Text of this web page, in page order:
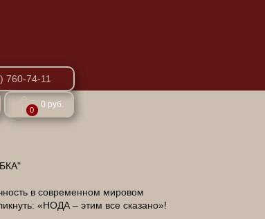
760-74-11
0
0 руб.
в современном мировом
«НОДА – этим все сказано»!